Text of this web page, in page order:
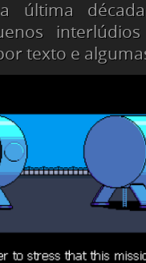
última
texto e